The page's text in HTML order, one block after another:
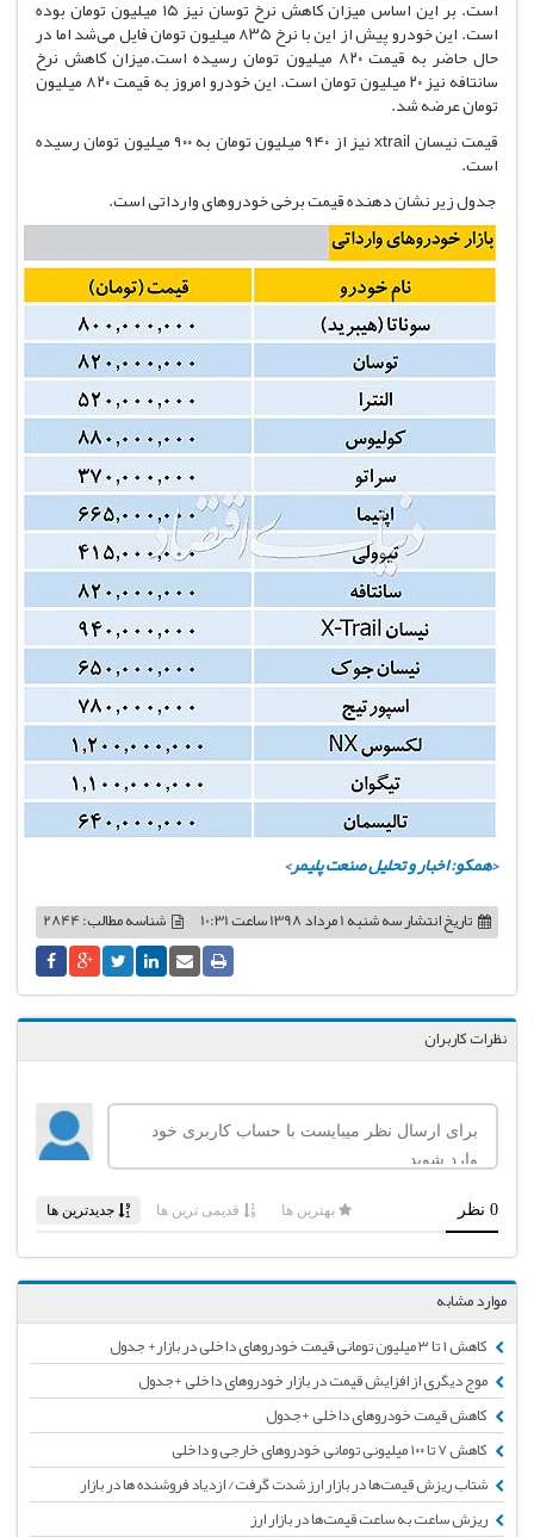
است. بر این اساس میزان کاهش نرخ توسان نیز ۱۵ میلیون تومان بوده
است. این خودرو پیش از این با نرخ ۸۳۵ میلیون تومان فایل می‌شد اما در
حال حاضر به قیمت ۸۲۰ میلیون تومان رسیده است.میزان کاهش نرخ
سانتافه نیز ۲۰ میلیون تومان است. این خودرو امروز به قیمت ۸۲۰ میلیون
تومان عرضه شد.
قیمت نیسان xtrail نیز از ۹۴۰ میلیون تومان به ۹۰۰ میلیون تومان رسیده
است.
جدول زیر نشان دهنده قیمت برخی خودروهای وارداتی است.
<همکو: اخبار و تحلیل صنعت پلیمر>
شناسه مطالب: 2844 تاریخ انتشارسه شنبه 1 مرداد 1398 ساعت 10:31
نظرات کاربران
موارد مشابه
کاهش ۱ تا ۳ میلیون تومانی قیمت خودروهای داخلی در بازار+ جدول
موج دیگری از افزایش قیمت در بازار خودروهای داخلی +جدول
کاهش قیمت خودروهای داخلی +جدول
کاهش ۷ تا ۱۰۰ میلیونی تومانی خودروهای خارجی و داخلی
شتاب ریزش قیمت‌ها در بازار ارز شدت گرفت/ ازدیاد فروشنده ها در بازار
ریزش ساعت به ساعت قیمت‌ها در بازار ارز